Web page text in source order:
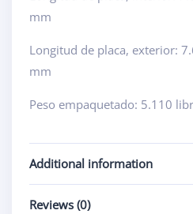
mm
Longitud de placa, exterior:
mm
Peso empaquetado: 5.110
Additional information
Reviews (0)